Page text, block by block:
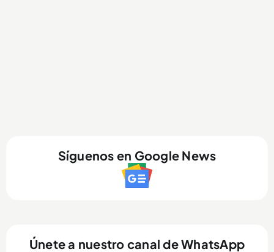
Síguenos en Google News
Únete a nuestro canal de WhatsApp